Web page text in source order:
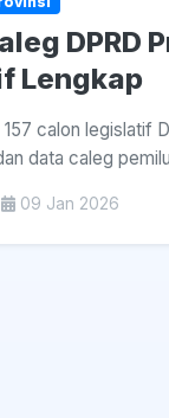
DPRD
Lengkap
calon legislatif
data caleg
09 Jan 2026